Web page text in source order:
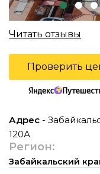
Читать отзывы
Проверить
Адрес -
120А
Регион:
Забайкальский